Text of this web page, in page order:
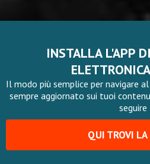
INSTALLA L'APP
Il modo più semplice per navigare
sempre aggiornato sui tuoi
seguire
QUI TROVI LA